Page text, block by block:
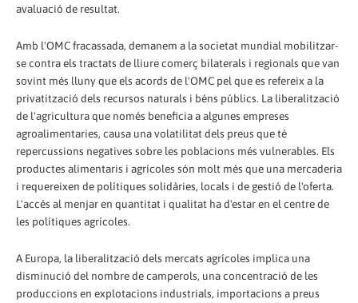
avaluació de resultat.
Amb l'OMC fracassada, demanem a la societat mundial mobilitzar-
se contra els tractats de lliure comerç bilaterals i regionals que van
sovint més lluny que els acords de l'OMC pel que es refereix a la
privatització dels recursos naturals i béns públics. La liberalització
de l'agricultura que només beneficia a algunes empreses
agroalimentaries, causa una volatilitat dels preus que té
repercussions negatives sobre les poblacions més vulnerables. Els
productes alimentaris i agrícoles són molt més que una mercaderia
i requereixen de polítiques solidàries, locals i de gestió de l'oferta.
L'accés al menjar en quantitat i qualitat ha d'estar en el centre de
les polítiques agrícoles.
A Europa, la liberalització dels mercats agrícoles implica una
disminució del nombre de camperols, una concentració de les
produccions en explotacions industrials, importacions a preus